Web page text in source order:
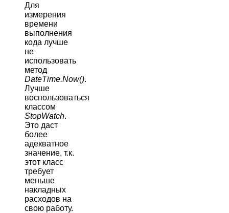
Для
измерения
времени
выполнения
кода лучше
не
использовать
метод
DateTime.Now().
Лучше
воспользоваться
классом
StopWatch.
Это даст
более
адекватное
значение, т.к.
этот класс
требует
меньше
накладных
расходов на
свою работу.